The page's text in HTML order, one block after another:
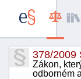
378/2009
Zákon,
odborném